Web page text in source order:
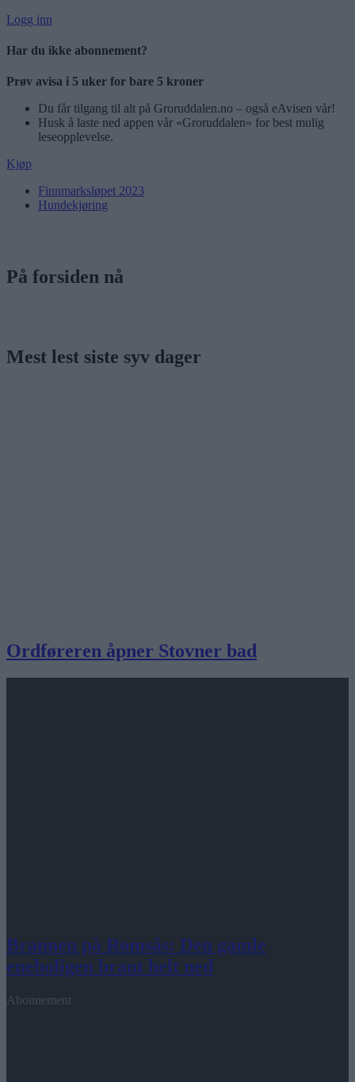
Logg inn
Har du ikke abonnement?
Prøv avisa i 5 uker for bare 5 kroner
Du får tilgang til alt på Groruddalen.no – også eAvisen vår!
Husk å laste ned appen vår «Groruddalen» for best mulig
leseopplevelse.
Kjøp
Finnmarksløpet 2023
Hundekjøring
På forsiden nå
Mest lest siste syv dager
Ordføreren åpner Stovner bad
Brannen på Romsås: Den gamle
eneboligen brant helt ned
Abonnement